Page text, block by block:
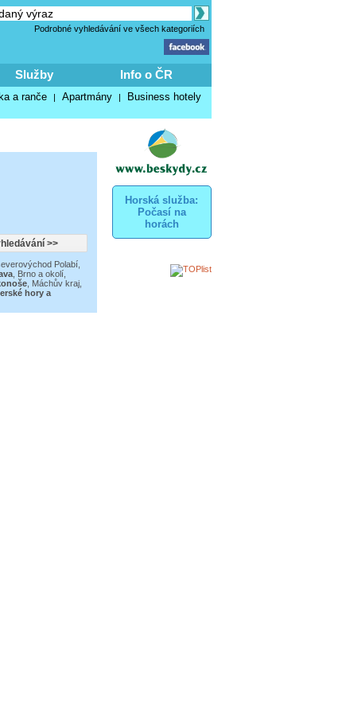
Podrobné vyhledávání ve všech kategoriích
Služby Info o ČR
a ranče | Apartmány | Business hotely
Horská služba:
Počasí na
horách
Polabí,
, Brno a okolí,
, Máchův kraj,
hory a